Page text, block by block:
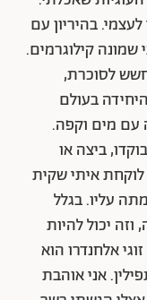
בהיריון עם
קילוגרמים.
חשש לסוכרת,
בעולם
עם מים וקפה.
ביצה או
איתי שקית
עליו. בגלל
יכול להיות
אלחנדרו הוא
אני אוהבת